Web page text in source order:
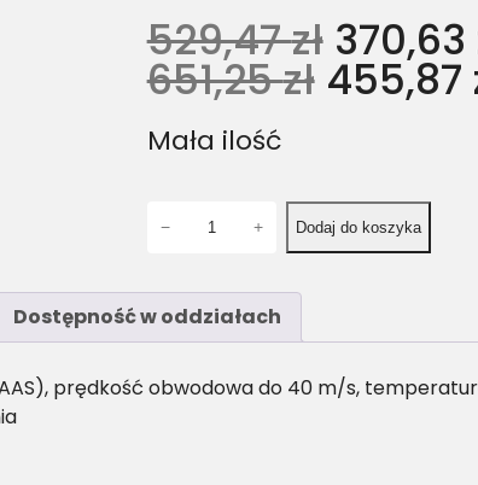
529,47zł 370,63
651,25zł 455,87
Mała ilość
ś
ć
P
− + Dodaj do koszyka
Dostępność w oddziałach
prędkość obwodowa do 40 m/s,